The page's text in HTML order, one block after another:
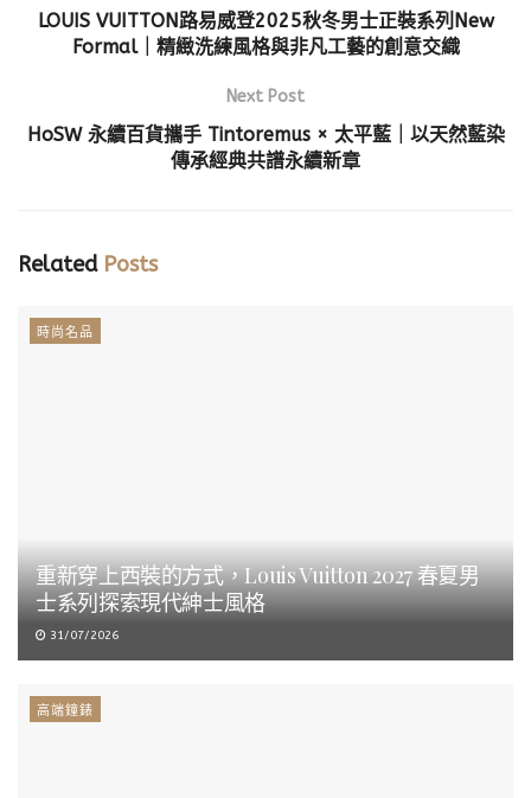
LOUIS VUITTON路易威登2025秋冬男士正裝系列New
Formal｜精緻洗練風格與非凡工藝的創意交織
Next Post
HoSW 永續百貨攜手 Tintoremus × 太平藍｜以天然藍染
傳承經典共譜永續新章
RelatedPosts
時尚名品
重新穿上西裝的方式，Louis Vuitton 2027 春夏男
士系列探索現代紳士風格
31/07/2026
高端鐘錶